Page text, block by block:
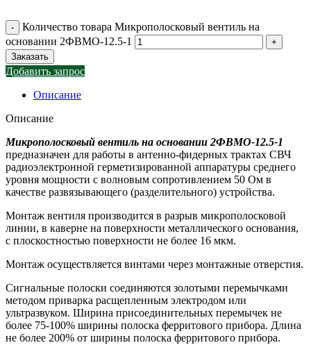
Количество товара Микрополосковый вентиль на
основании 2ФВМO-12.5-1
Заказать
Добавить запрос
Описание
Описание
Микрополосковый вентиль на основании 2ФВМO-12.5-1
предназначен для работы в антенно-фидерных трактах СВЧ
радиоэлектронной герметизированной аппаратуры среднего
уровня мощности с волновым сопротивлением 50 Ом в
качестве развязывающего (разделительного) устройства.
Монтаж вентиля производится в разрыв микрополосковой
линии, в каверне на поверхности металлического основания,
с плоскостностью поверхности не более 16 мкм.
Монтаж осуществляется винтами через монтажные отверстия.
Сигнальные полоски соединяются золотыми перемычками
методом приварка расщепленным электродом или
ультразвуком. Ширина присоединительных перемычек не
более 75-100% ширины полоска ферритового прибора. Длина
не более 200% от ширины полоска ферритового прибора.